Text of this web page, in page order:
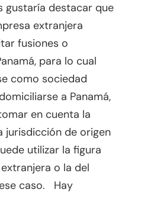
gustaría destacar que
extranjera
fusiones o
para lo cual
como sociedad
a Panamá,
en cuenta la
jurisdicción de origen
utilizar la figura
o la del
caso. Hay